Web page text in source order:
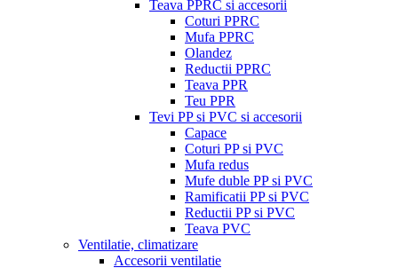
Teava PPRC si accesorii
Coturi PPRC
Mufa PPRC
Olandez
Reductii PPRC
Teava PPR
Teu PPR
Tevi PP si PVC si accesorii
Capace
Coturi PP si PVC
Mufa redus
Mufe duble PP si PVC
Ramificatii PP si PVC
Reductii PP si PVC
Teava PVC
Ventilatie, climatizare
Accesorii ventilatie